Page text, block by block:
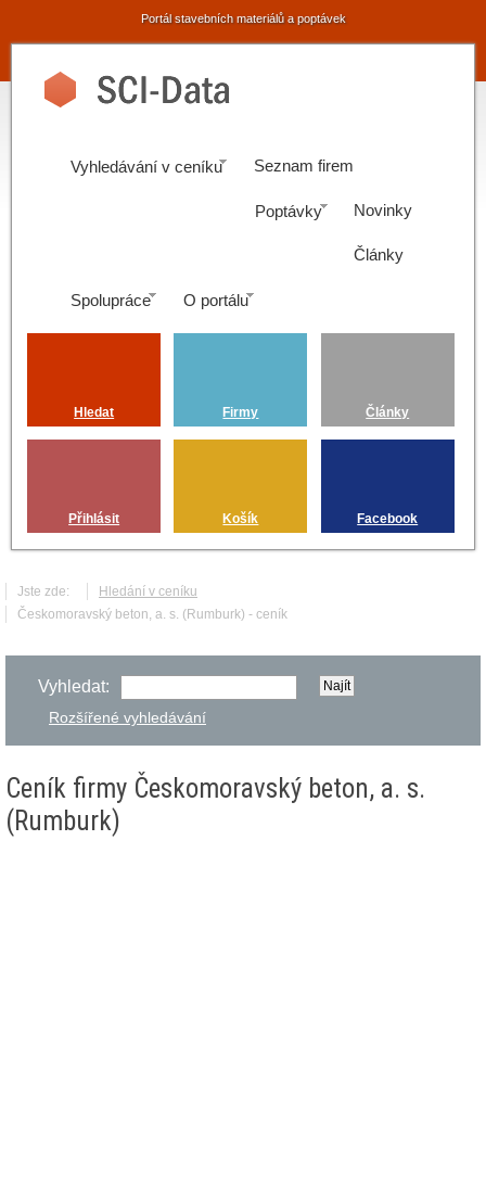
Portál stavebních materiálů a poptávek
Vyhledávání v ceníku Seznam firem
Poptávky Novinky
Články
Spolupráce O portálu
Hledat Firmy Články
Přihlásit Košík Facebook
Jste zde:
Hledání v ceníku
Českomoravský beton, a. s. (Rumburk) - ceník
Vyhledat:
Rozšířené vyhledávání
Ceník firmy Českomoravský beton, a. s.
(Rumburk)